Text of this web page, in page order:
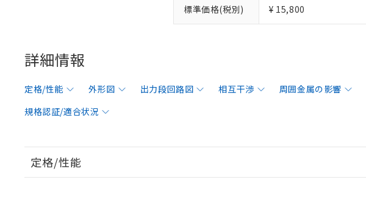
標準価格(税別) ¥ 15,800
詳細情報
定格/性能 外形図 出力段回路図 相互干渉 周囲金属の影響
規格認証/適合状況
定格/性能